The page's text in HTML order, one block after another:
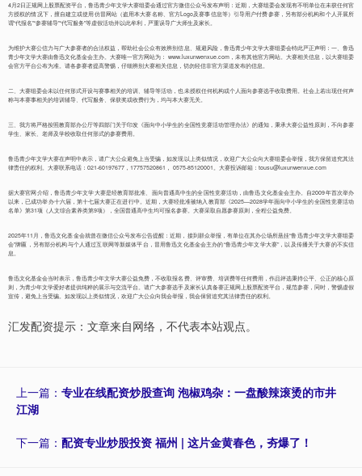
4月2日正规网上股票配资平台，鲁迅青少年文学大赛组委会通过官方微信公众号发布声明：近期，大赛组委会发现有不明单位在未获任何官
方授权的情况下，擅自建立或使用仿冒网站（盗用本大赛名称、官方Logo及赛事信息等）引导用户付费参赛，另有部分机构和个人开展所
谓“代报名”“参赛辅导”“代写服务”等虚假活动并以此牟利，严重误导广大师生及家长。
为维护大赛公信力与广大参赛者的合法权益，帮助社会公众有效辨别信息、规避风险，鲁迅青少年文学大赛组委会特此严正声明：一、鲁迅
青少年文学大赛由鲁迅文化基金会主办。大赛唯一官方网站为： www.luxunwenxue.com，未有其他官方网站。大赛相关信息，以大赛组委
会官方平台公布为准。请各参赛者提高警惕，仔细辨别大赛相关信息，切勿轻信非官方渠道发布的信息。
二、大赛组委会未以任何形式开设与赛事相关的培训、辅导等活动，也未授权任何机构或个人面向参赛选手收取费用。社会上若出现任何声
称与本赛事相关的培训辅导、代写服务、保获奖或收费行为，均与本大赛无关。
三、我方将严格按照教育部办公厅等四部门关于印发《面向中小学生的全国性竞赛活动管理办法》的通知，秉承大赛公益性原则，不向参赛
学生、家长、老师及学校收取任何形式的参赛费用。
鲁迅青少年文学大赛在声明中表示，请广大公众避免上当受骗，如发现以上类似情况，欢迎广大公众向大赛组委会举报，我方保留追究其法
律责任的权利。大赛联系电话：021-60197677，17757520861， 0575-85120001。大赛投诉邮箱：tousu@luxunwenxue.com
据大赛官网介绍，鲁迅青少年文学大赛是经教育部批准、面向普通高中生的全国性竞赛活动，由鲁迅文化基金会主办。自2009年首次举办
以来，已成功举办十六届，第十七届大赛正在进行中。近期，大赛经批准被纳入教育部《2025—2028学年面向中小学生的全国性竞赛活动
名单》第31项（人文综合素养类第9项），全国普通高中生均可报名参赛。大赛采取自愿参赛原则，全程公益免费。
2025年11月，鲁迅文化基金会就曾在微信公众号发布公告提醒：近期，接到群众举报，有单位在其办公场所悬挂“鲁迅青少年文学大赛组委
会”牌匾，另有部分机构与个人通过互联网等新媒体平台，冒用鲁迅文化基金会主办的“鲁迅青少年文学大赛”，以及传播关于大赛的不实信
息。
鲁迅文化基金会当时表示，鲁迅青少年文学大赛公益免费，不收取报名费、评审费、培训费等任何费用，作品评选秉持公平、公正的核心原
则，为青少年文学爱好者提供纯粹的展示与交流平台。请广大参赛选手及家长认真备赛正规网上股票配资平台，规范参赛，同时，警惕虚假
宣传，避免上当受骗。如发现以上类似情况，欢迎广大公众向我会举报，我会保留追究其法律责任的权利。
汇发配资提示：文章来自网络，不代表本站观点。
上一篇： 专业在线配资炒股查询 泡椒鸡杂：一盘酸辣滚烫的市井
江湖
下一篇： 配资专业炒股投资 福州 | 这片金黄春色，夯爆了！